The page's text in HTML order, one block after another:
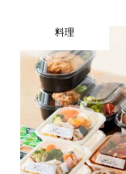
料理